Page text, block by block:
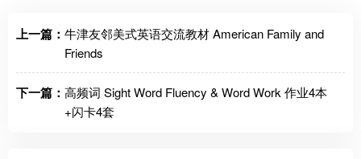
上一篇： 牛津友邻美式英语交流教材 American Family and
Friends
下一篇： 高频词 Sight Word Fluency & Word Work 作业4本
+闪卡4套